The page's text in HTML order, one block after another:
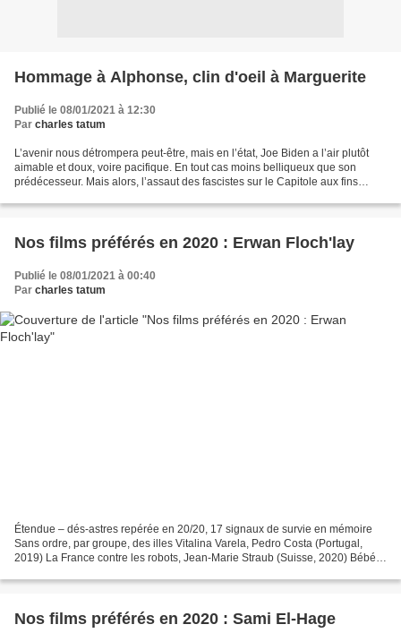
Hommage à Alphonse, clin d'oeil à Marguerite
Publié le 08/01/2021 à 12:30
Par charles tatum
L’avenir nous détrompera peut-être, mais en l’état, Joe Biden a l’air plutôt
aimable et doux, voire pacifique. En tout cas moins belliqueux que son
prédécesseur. Mais alors, l’assaut des fascistes sur le Capitole aux fins
Nos films préférés en 2020 : Erwan Floch'lay
Publié le 08/01/2021 à 00:40
Par charles tatum
Étendue – dés-astres repérée en 20/20, 17 signaux de survie en mémoire
Sans ordre, par groupe, des illes Vitalina Varela, Pedro Costa (Portugal,
2019) La France contre les robots, Jean-Marie Straub (Suisse, 2020) Bébé
Nos films préférés en 2020 : Sami El-Hage